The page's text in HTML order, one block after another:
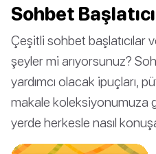
Sohbet
Çeşitli sohbet başlatıcılar
şeyler mi arıyorsunuz?
yardımcı olacak ipuçları,
makale koleksiyonumuza
yerde herkesle nasıl